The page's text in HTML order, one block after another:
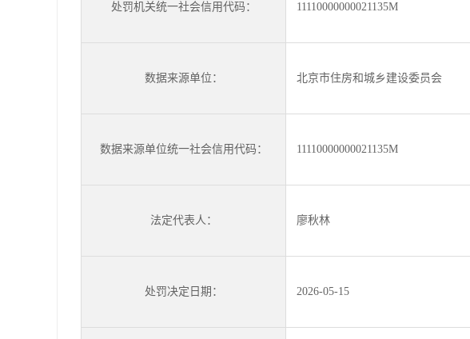
处罚机关统一社会信用代码： 11110000000021135M
数据来源单位： 北京市住房和城乡建设委员会
数据来源单位统一社会信用代码： 11110000000021135M
法定代表人： 廖秋林
处罚决定日期： 2026-05-15